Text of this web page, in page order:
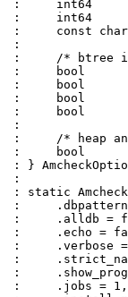
:     int64
:     int64
:     const
:
:     /* btree
:     bool
:     bool
:     bool
:     bool
:
:     /* heap
:     bool
: }
:
: static
:
:     .alldb =
:     .echo =
:     .verbose
:
:
:     .jobs = 1,